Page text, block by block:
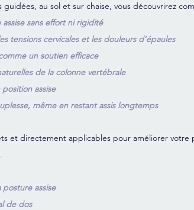
au sol et sur chaise, vous découvrirez
sans effort ni rigidité
tensions cervicales et les douleurs d’épaules
un soutien efficace
de la colonne vertébrale
assise
même en restant assis longtemps
et directement applicables pour améliorer votre
assise
de dos